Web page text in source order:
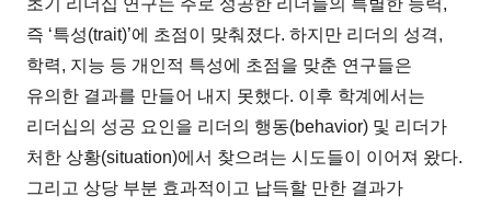
초기 리더십 연구는 주로 성공한 리더들의 특별한 능력,
즉 ‘특성(trait)’에 초점이 맞춰졌다. 하지만 리더의 성격,
학력, 지능 등 개인적 특성에 초점을 맞춘 연구들은
유의한 결과를 만들어 내지 못했다. 이후 학계에서는
리더십의 성공 요인을 리더의 행동(behavior) 및 리더가
처한 상황(situation)에서 찾으려는 시도들이 이어져 왔다.
그리고 상당 부분 효과적이고 납득할 만한 결과가